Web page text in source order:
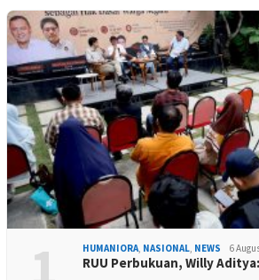
HUMANIORA, NASIONAL, NEWS 6
RUU Perbukuan, Willy